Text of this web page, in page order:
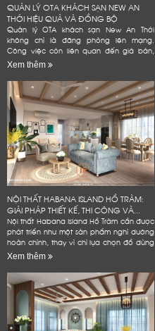
QUẢN LÝ OTA KHÁCH SẠN NEW AN
THỚI HIỆU QUẢ VÀ ĐỒNG BỘ
Quản lý OTA khách sạn New An Thới
không chỉ là đăng phòng lên mạng.
Công việc còn liên quan đến giá bán,
tồn phòng và đánh giá. Một quy trình rõ
ràng giúp khách sạn giảm lỗi vận...
Xem thêm
NỘI THẤT HABANA ISLAND HỒ TRÀM:
GIẢI PHÁP THIẾT KẾ, THI CÔNG VÀ...
Nội thất Habana Island Hồ Tràm cần được
phát triển như một sản phẩm nghỉ dưỡng
hoàn chỉnh, thay vì chỉ lựa chọn đồ dùng
theo sở thích hoặc lấp đầy các khoảng
Xem thêm